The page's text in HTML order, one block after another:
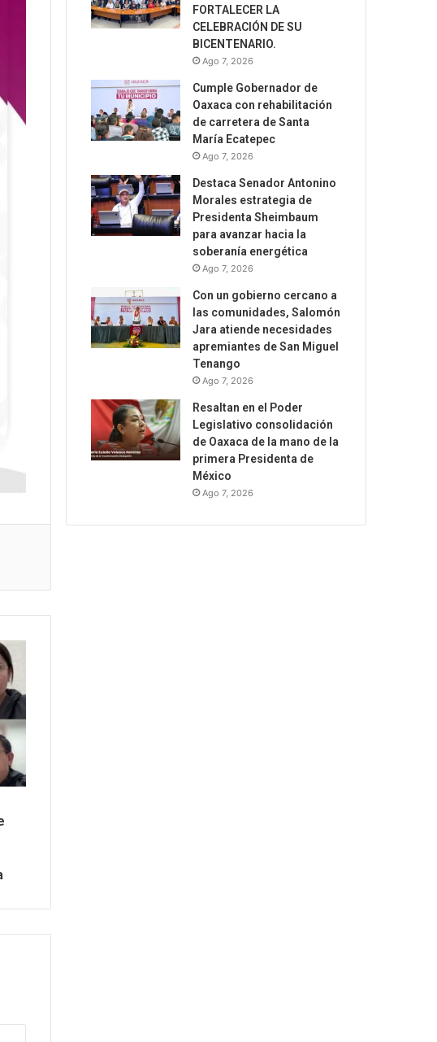
FORTALECER LA
CELEBRACIÓN DE SU
BICENTENARIO.
Ago 7, 2026
Cumple Gobernador de
Oaxaca con rehabilitación
de carretera de Santa
María Ecatepec
Ago 7, 2026
Destaca Senador Antonino
Morales estrategia de
Presidenta Sheimbaum
para avanzar hacia la
soberanía energética
Ago 7, 2026
Con un gobierno cercano a
las comunidades, Salomón
Jara atiende necesidades
apremiantes de San Miguel
Tenango
Ago 7, 2026
Resaltan en el Poder
Legislativo consolidación
de Oaxaca de la mano de la
primera Presidenta de
México
Ago 7, 2026